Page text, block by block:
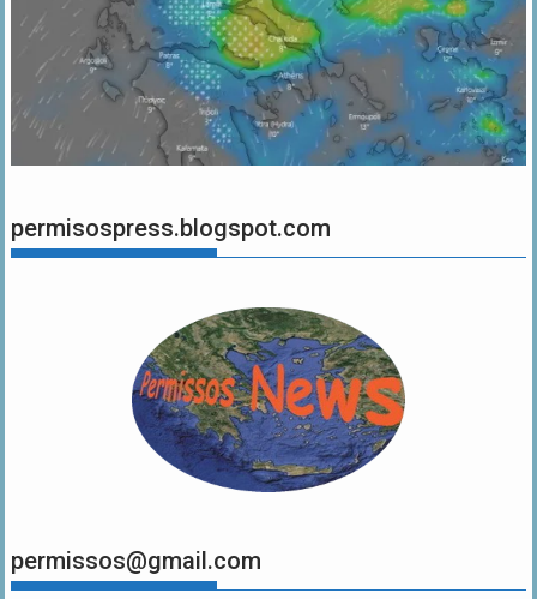
permisospress.blogspot.com
permissos@gmail.com